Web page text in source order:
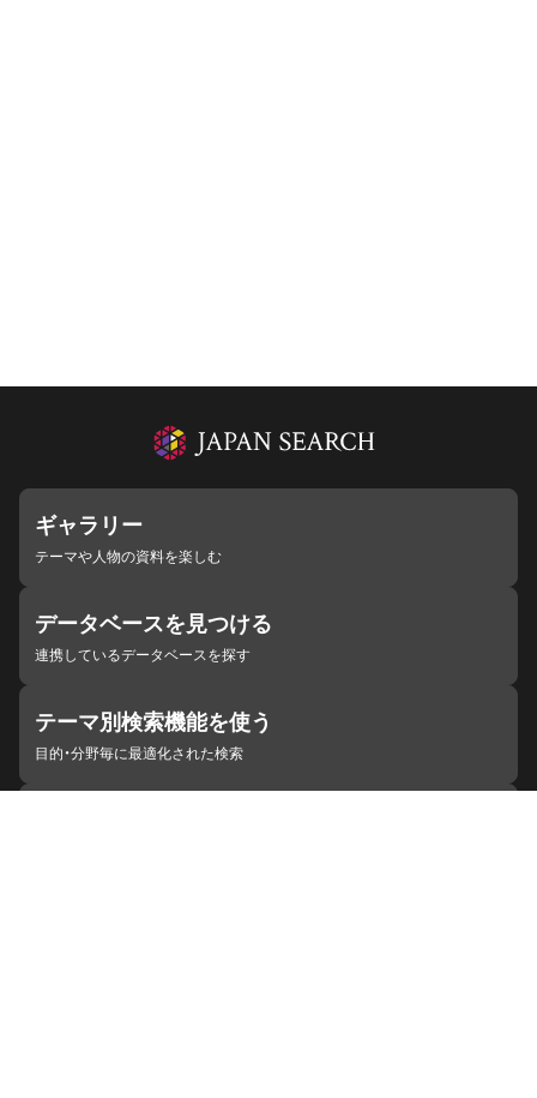
ギャラリー
テーマや人物の資料を楽しむ
データベースを見つける
連携しているデータベースを探す
テーマ別検索機能を使う
目的・分野毎に最適化された検索